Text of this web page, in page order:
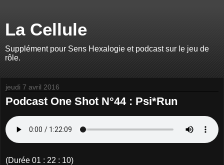
La Cellule
Supplément pour Sens Hexalogie et podcast sur le jeu de
rôle.
jeudi 7 avril 2016
Podcast One Shot N°44 : Psi*Run
(Durée 01 : 22 : 10)